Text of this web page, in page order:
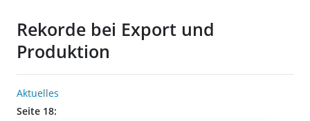
Rekorde bei Export und
Produktion
Aktuelles
Seite 18: